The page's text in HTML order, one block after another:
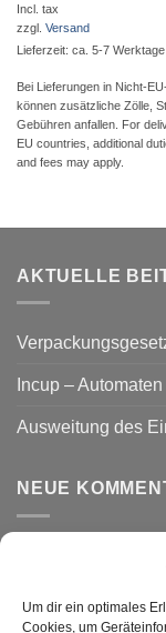
Um dir ein optimales
Cookies, um
Incl. tax
zzgl. Versand
Lieferzeit: ca. 5-7 Werktage
Bei Lieferungen in Nicht-
können zusätzliche Zölle,
Gebühren anfallen. For
EU countries, additional
and fees may apply.
AKTUELLE
Incup –
Ausweitung des
NEUE